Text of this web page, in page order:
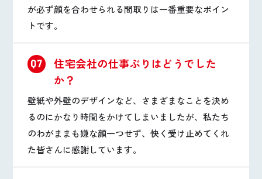
が必ず顔を合わせられる間取りは一番重要なポイン
トです。
Q7
住宅会社の仕事ぶりはどうでした
か？
壁紙や外壁のデザインなど、さまざまなことを決め
るのにかなり時間をかけてしまいましたが、私たち
のわがままも嫌な顔一つせず、快く受け止めてくれ
た皆さんに感謝しています。